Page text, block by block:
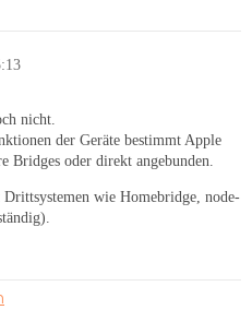
nicht.
der Geräte bestimmt Apple
Bridges oder direkt angebunden.
wie Homebridge, node-